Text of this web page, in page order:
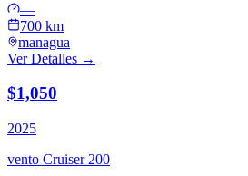
—
700 km
managua
Ver Detalles →
$1,050
2025
vento Cruiser 200